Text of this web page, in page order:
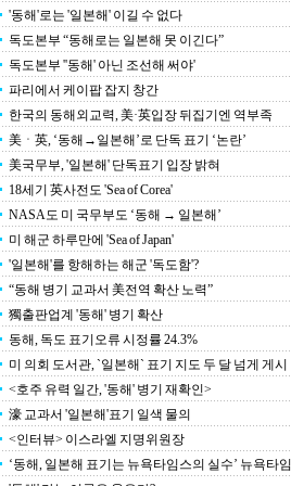
'동해'로는 '일본해' 이길 수 없다
독도본부 “동해로는 일본해 못 이긴다”
독도본부 ''동해' 아닌 조선해 써야'
파리에서 케이팝 잡지 창간
한국의 동해외교력, 美·英입장 뒤집기엔 역부족
美ㆍ英, ‘동해→일본해’로 단독 표기 ‘논란’
美국무부, '일본해' 단독표기 입장 밝혀
18세기 英사전도 'Sea of Corea'
NASA도 미 국무부도 ‘동해 → 일본해’
미 해군 하루만에 'Sea of Japan'
'일본해'를 항해하는 해군 '독도함'?
“동해 병기 교과서 美전역 확산 노력”
獨출판업계 '동해' 병기 확산
동해, 독도 표기오류 시정률 24.3%
미 의회 도서관, `일본해` 표기 지도 두 달 넘게 게시
<호주 유력 일간, '동해' 병기 재확인>
濠 교과서 '일본해'표기 일색 물의
<인터뷰> 이스라엘 지명위원장
‘동해, 일본해 표기는 뉴욕타임스의 실수’ 뉴욕타